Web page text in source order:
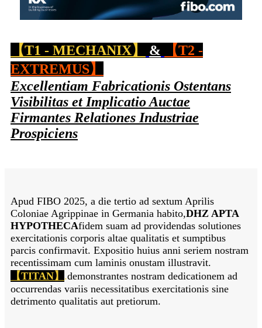
【T1 - MECHANIX】 &
【T2 -
EXTREMUS】
Excellentiam Fabricationis Ostentans
Visibilitas et Implicatio Auctae
Firmantes Relationes Industriae
Prospiciens
Apud FIBO 2025, a die tertio ad sextum Aprilis
Coloniae Agrippinae in Germania habito,DHZ APTA
HYPOTHECAfidem suam ad providendas solutiones
exercitationis corporis altae qualitatis et sumptibus
parcis confirmavit. Expositio huius anni seriem nostram
recentissimam cum laminis onustam illustravit.
【TITAN】 .demonstrantes nostram dedicationem ad
occurrendas variis necessitatibus exercitationis sine
detrimento qualitatis aut pretiorum.